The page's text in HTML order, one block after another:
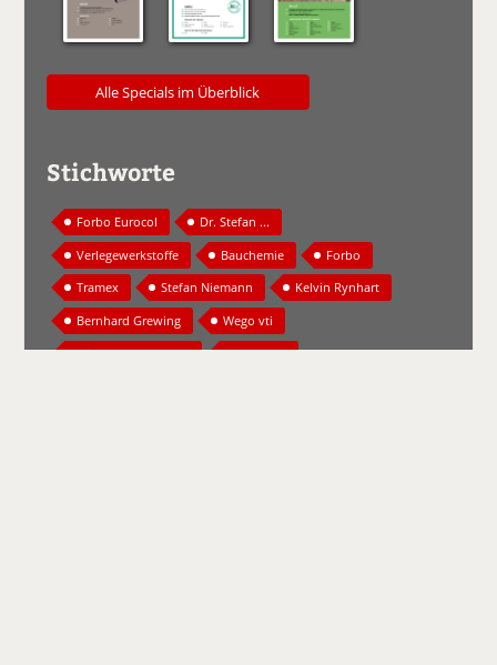
Alle Specials im Überblick
Stichworte
Forbo Eurocol
Dr. Stefan ...
Verlegewerkstoffe
Bauchemie
Forbo
Tramex
Stefan Niemann
Kelvin Rynhart
Bernhard Grewing
Wego vti
Michael Abersfelder
Baustoffe